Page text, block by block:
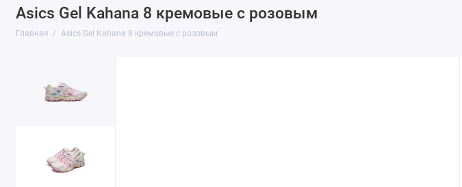
Asics Gel Kahana 8 кремовые с розовым
Главная Asics Gel Kahana 8 кремовые с розовым